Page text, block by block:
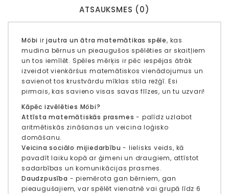
ATSAUKSMES (0)
Möbi irjautra un ātra matemātikas spēle, kas
mudina bērnus un pieaugušos spēlēties ar skaitļiem
un tos iemīlēt. Spēles mērķis ir pēc iespējas ātrāk
izveidot vienkāršus matemātiskos vienādojumus un
savienot tos krustvārdu mīklas stila režģī. Esi
pirmais, kas savieno visas savas flīzes, un tu uzvari!
Kāpēc izvēlēties Möbi?
Attīsta matemātiskās prasmes - palīdz uzlabot
aritmētiskās zināšanas un veicina loģisko
domāšanu.
Veicina sociālo mijiedarbību - lielisks veids, kā
pavadīt laiku kopā ar ģimeni un draugiem, attīstot
sadarbības un komunikācijas prasmes.
Daudzpusība - piemērota gan bērniem, gan
pieaugušajiem, var spēlēt vienatnē vai grupā līdz 6